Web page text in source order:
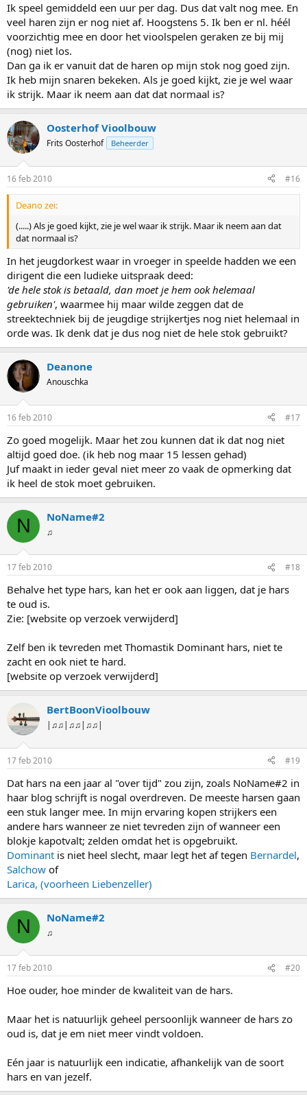
Ik speel gemiddeld een uur per dag. Dus dat valt nog mee. En
veel haren zijn er nog niet af. Hoogstens 5. Ik ben er nl. héél
voorzichtig mee en door het vioolspelen geraken ze bij mij
(nog) niet los.
Dan ga ik er vanuit dat de haren op mijn stok nog goed zijn.
Ik heb mijn snaren bekeken. Als je goed kijkt, zie je wel waar
ik strijk. Maar ik neem aan dat dat normaal is?
Oosterhof Vioolbouw
Frits Oosterhof Beheerder
16 feb 2010 #16
Deano zei:
(.....) Als je goed kijkt, zie je wel waar ik strijk. Maar ik neem aan dat
dat normaal is?
In het jeugdorkest waar in vroeger in speelde hadden we een
dirigent die een ludieke uitspraak deed:
'de hele stok is betaald, dan moet je hem ook helemaal
gebruiken', waarmee hij maar wilde zeggen dat de
streektechniek bij de jeugdige strijkertjes nog niet helemaal in
orde was. Ik denk dat je dus nog niet de hele stok gebruikt?
Deanone
Anouschka
16 feb 2010 #17
Zo goed mogelijk. Maar het zou kunnen dat ik dat nog niet
altijd goed doe. (ik heb nog maar 15 lessen gehad)
Juf maakt in ieder geval niet meer zo vaak de opmerking dat
ik heel de stok moet gebruiken.
N NoName#2
♫
17 feb 2010 #18
Behalve het type hars, kan het er ook aan liggen, dat je hars
te oud is.
Zie: [website op verzoek verwijderd]
Zelf ben ik tevreden met Thomastik Dominant hars, niet te
zacht en ook niet te hard.
[website op verzoek verwijderd]
BertBoonVioolbouw
|♫♫|♫♫|♫♫|
17 feb 2010 #19
Dat hars na een jaar al "over tijd" zou zijn, zoals NoName#2 in
haar blog schrijft is nogal overdreven. De meeste harsen gaan
een stuk langer mee. In mijn ervaring kopen strijkers een
andere hars wanneer ze niet tevreden zijn of wanneer een
blokje kapotvalt; zelden omdat het is opgebruikt.
Dominant is niet heel slecht, maar legt het af tegen Bernardel,
Salchow of
Larica, (voorheen Liebenzeller)
N NoName#2
♫
17 feb 2010 #20
Hoe ouder, hoe minder de kwaliteit van de hars.
Maar het is natuurlijk geheel persoonlijk wanneer de hars zo
oud is, dat je em niet meer vindt voldoen.
Eén jaar is natuurlijk een indicatie, afhankelijk van de soort
hars en van jezelf.